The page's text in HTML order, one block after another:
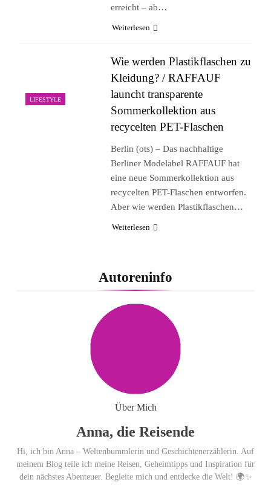
erreicht – ab…
Weiterlesen
LIFESTYLE
Wie werden Plastikflaschen zu
Kleidung? / RAFFAUF
launcht transparente
Sommerkollektion aus
recycelten PET-Flaschen
Berlin (ots) – Das nachhaltige
Berliner Modelabel RAFFAUF hat
eine neue Sommerkollektion aus
recycelten PET-Flaschen entworfen.
Aber wie werden Plastikflaschen…
Weiterlesen
Autoreninfo
Über Mich
Anna, die Reisende
Hi, ich bin Anna – Weltenbummlerin und Geschichtenerzählerin. Auf
meinem Blog teile ich meine Reisen, Geheimtipps und Inspiration für
dein nächstes Abenteuer. Begleite mich und entdecke die Welt! 🌍✨